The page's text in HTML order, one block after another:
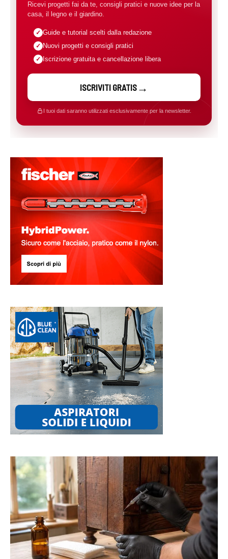
Ricevi progetti fai da te, consigli pratici e nuove idee per la
casa, il legno e il giardino.
Guide e tutorial scelti dalla redazione
Nuovi progetti e consigli pratici
Iscrizione gratuita e cancellazione libera
ISCRIVITI GRATIS
I tuoi dati saranno utilizzati esclusivamente per la newsletter.